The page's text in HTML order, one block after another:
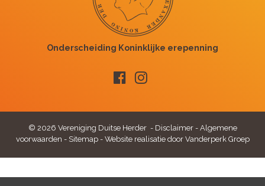
© 2026 Vereniging Duitse Herder - Disclaimer- Algemene
voorwaarden - Sitemap- Website realisatie door Vanderperk Groep